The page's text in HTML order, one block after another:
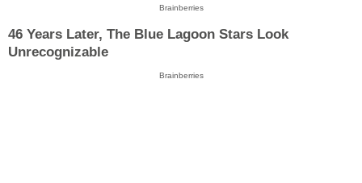
Brainberries
46 Years Later, The Blue Lagoon Stars Look
Unrecognizable
Brainberries